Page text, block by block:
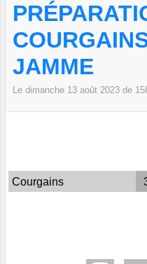
JAMME
Le dimanche 13 août 2023 de
Courgains